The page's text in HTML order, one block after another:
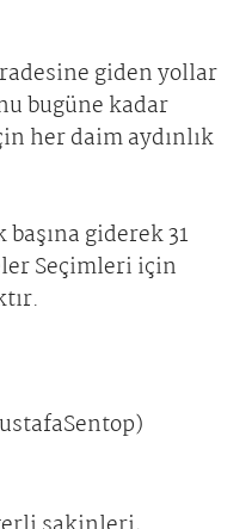
giden yollar
bugüne kadar
her daim aydınlık
giderek 31
Seçimleri için